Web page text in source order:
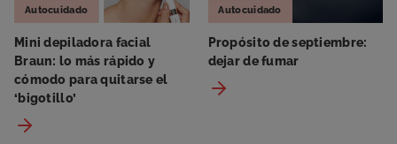
Autocuidado
Mini depiladora facial
Braun: lo más rápido y
cómodo para quitarse el
‘bigotillo’
Autocuidado
Propósito de septiembre:
dejar de fumar